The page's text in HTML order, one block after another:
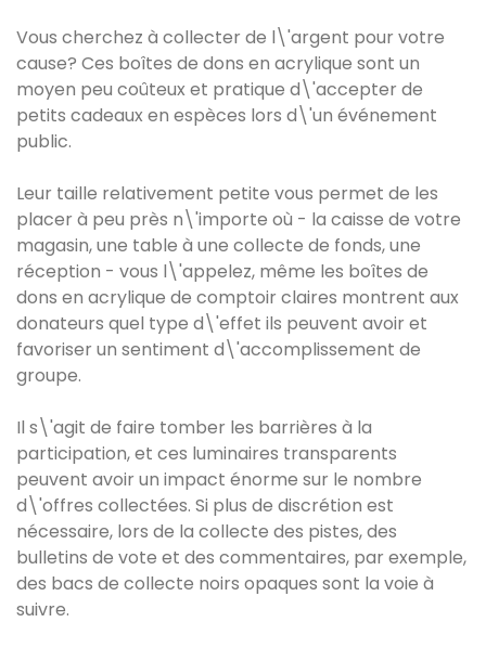
Vous cherchez à collecter de l\'argent pour votre
cause? Ces boîtes de dons en acrylique sont un
moyen peu coûteux et pratique d\'accepter de
petits cadeaux en espèces lors d\'un événement
public.
Leur taille relativement petite vous permet de les
placer à peu près n\'importe où - la caisse de votre
magasin, une table à une collecte de fonds, une
réception - vous l\'appelez, même les boîtes de
dons en acrylique de comptoir claires montrent aux
donateurs quel type d\'effet ils peuvent avoir et
favoriser un sentiment d\'accomplissement de
groupe.
Il s\'agit de faire tomber les barrières à la
participation, et ces luminaires transparents
peuvent avoir un impact énorme sur le nombre
d\'offres collectées. Si plus de discrétion est
nécessaire, lors de la collecte des pistes, des
bulletins de vote et des commentaires, par exemple,
des bacs de collecte noirs opaques sont la voie à
suivre.